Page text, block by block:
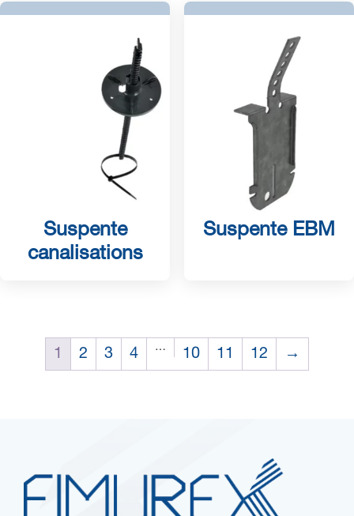
Suspente
canalisations
Suspente EBM
1 2 3 4 … 10 11 12 →